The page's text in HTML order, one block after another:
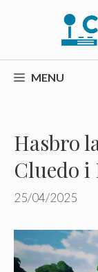
MENU
Hasbro
Cluedo
25/04/2025